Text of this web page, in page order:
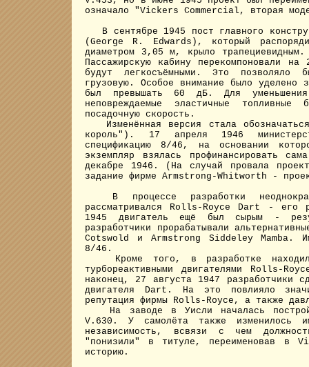
означало "Vickers Commercial, вторая
В сентябре 1945 пост главного
(George R. Edwards), который
диаметром 3,05 м, крыло
Пассажирскую кабину перекомпоновали
будут легкосъёмными. Это позволяло
грузовую. Особое внимание было
был превышать 60 дБ. Для
неповреждаемые эластичные
посадочную скорость.
Изменённая версия стала
король"). 17 апреля 1946
спецификацию 8/46, на основании
экземпляр взялась профинансировать
декабре 1946. (На случай провала
задание фирме Armstrong-Whitworth -
В процессе разработки
рассматривался Rolls-Royce Dart - его
1945 двигатель ещё был сырым -
разработчики прорабатывали
Cotswold и Armstrong Siddeley Mamba.
8/46.
Кроме того, в разработке
турбореактивными двигателями Rolls-
наконец, 27 августа 1947 разработчики
двигателя Dart. На это повлияло
репутация фирмы Rolls-Royce, а также
На заводе в Уисли началась
V.630. У самолёта также изменилось
независимость, всвязи с чем
"понизили" в титуле, переименовав в
историю.